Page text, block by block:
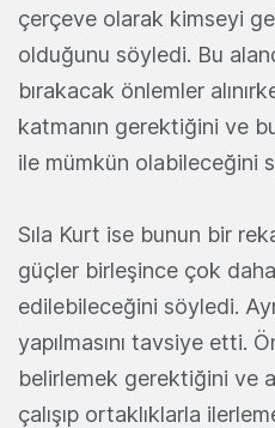
çerçeve olarak kimseyi
olduğunu söyledi. Bu
bırakacak önlemler
katmanın gerektiğini ve
ile mümkün olabileceğini
Sıla Kurt ise bunun bir
güçler birleşince çok daha
edilebileceğini söyledi.
yapılmasını tavsiye etti.
belirlemek gerektiğini ve
çalışıp ortaklıklarla